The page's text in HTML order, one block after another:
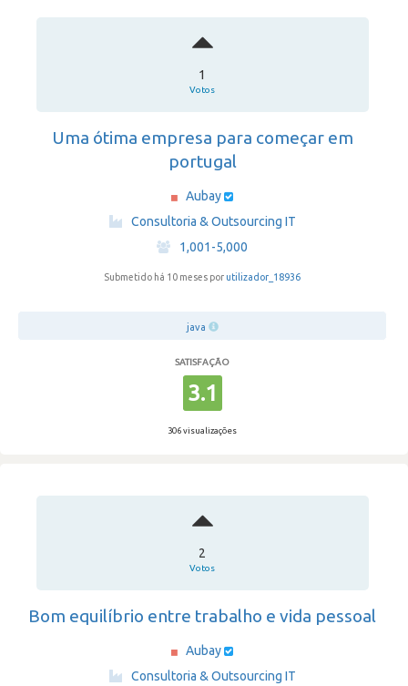
1
Votos
Uma ótima empresa para começar em
portugal
Aubay
·
Consultoria & Outsourcing IT
·
1,001-5,000
Submetido há 10 meses por utilizador_18936
java
SATISFAÇÃO
3.1
306 visualizações
2
Votos
Bom equilíbrio entre trabalho e vida pessoal
Aubay
·
Consultoria & Outsourcing IT